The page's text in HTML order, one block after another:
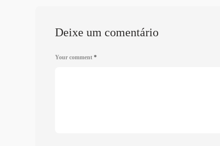
Deixe um comentário
Your comment *